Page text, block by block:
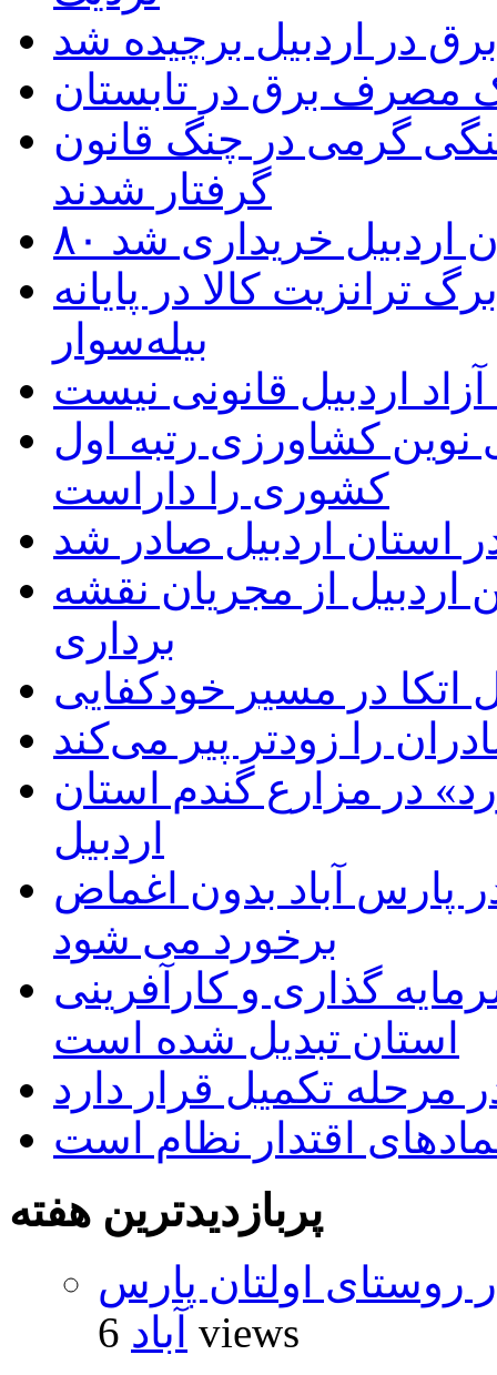
مصرف برق در تابستان
گرمی در چنگ قانون
گرفتار شدند
اردبیل خریداری شد
کالا در پایانه
بیله‌سوار
اردبیل قانونی نیست
نوین کشاورزی رتبه اول
کشوری را داراست
استان اردبیل صادر شد
از مجریان نقشه
برداری
در مسیر خودکفایی
را زودتر پیر می‌کند
در مزارع گندم استان
اردبیل
پارس آباد بدون اغماض
برخورد می شود
گذاری و کارآفرینی
استان تبدیل شده است
مرحله تکمیل قرار دارد
اقتدار نظام است
پربازدیدترین هفته
روستای اولتان پارس
آباد 6 views